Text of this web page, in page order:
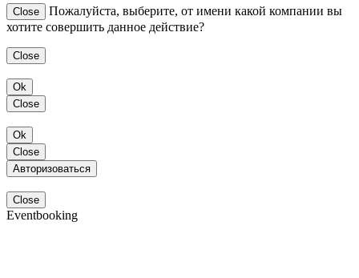
Close
Пожалуйста, выберите, от имени какой компании вы
хотите совершить данное действие?
Close
Ok
Close
Ok
Close
Авторизоваться
Close
Eventbooking